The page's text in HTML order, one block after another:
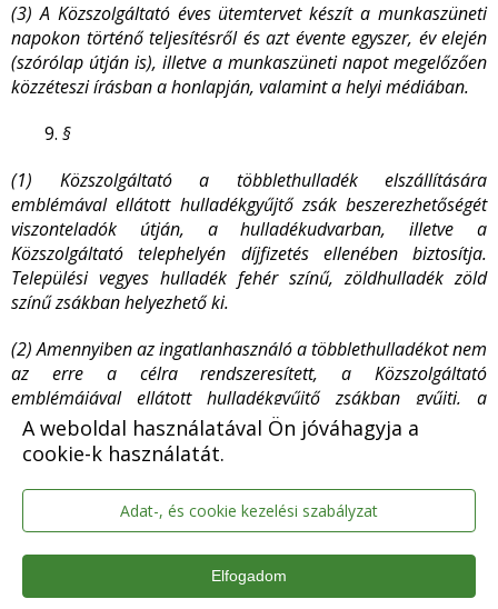
A weboldal használatával Ön jóváhagyja a
cookie-k használatát.
Adat-, és cookie kezelési szabályzat
Elfogadom
(3) A Közszolgáltató éves ütemtervet készít a munkaszüneti
napokon történő teljesítésről és azt évente egyszer, év elején
(szórólap útján is), illetve a munkaszüneti napot megelőzően
közzéteszi írásban a honlapján, valamint a helyi médiában.
§
(1) Közszolgáltató a többlethulladék elszállítására
emblémával ellátott hulladékgyűjtő zsák beszerezhetőségét
viszonteladók útján, a hulladékudvarban, illetve a
Közszolgáltató telephelyén díjfizetés ellenében biztosítja.
Települési vegyes hulladék fehér színű, zöldhulladék zöld
színű zsákban helyezhető ki.
(2) Amennyiben az ingatlanhasználó a többlethulladékot nem
az erre a célra rendszeresített, a Közszolgáltató
emblémájával ellátott hulladékgyűjtő zsákban gyűjti, a
Közszolgáltató az így átadott vagy a gyűjtőedény mellé
kirakott többlethulladék elszállítását nem végzi el.
(3) A Közszolgáltató köteles az igénylővel kötött
megállapodás alapján, külön díj ellenében a szabványos
(4) Az ingatlanhasználó kérelmére a Közszolgáltató köteles az